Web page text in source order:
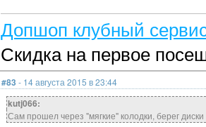
Допшоп клубный
Скидка на первое
#83 - 14 августа 2015 в 23:44
kutj066:
Сам прошел через "мягкие" колодки, берег диски